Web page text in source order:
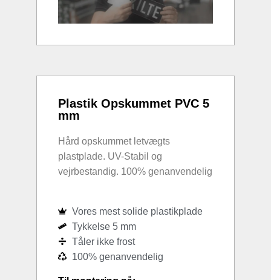
Plastik Opskummet PVC 5
mm
Hård opskummet letvægts
plastplade. UV-Stabil og
vejrbestandig. 100% genanvendelig
Vores mest solide plastikplade
Tykkelse 5 mm
Tåler ikke frost
100% genanvendelig